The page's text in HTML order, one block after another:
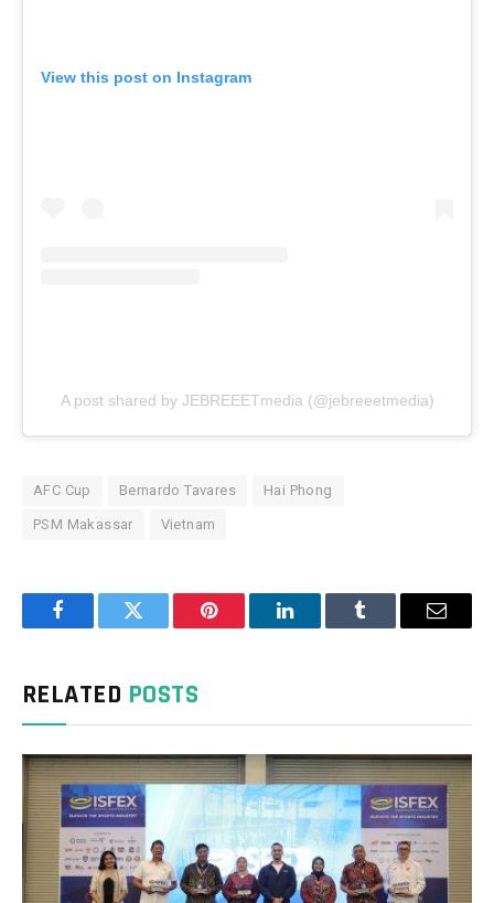
View this post on Instagram
A post shared by JEBREEETmedia (@jebreeetmedia)
AFC Cup Bernardo Tavares Hai Phong
PSM Makassar Vietnam
FacebookTwitter Pinterest LinkedInTumblr Email
RELATED POSTS